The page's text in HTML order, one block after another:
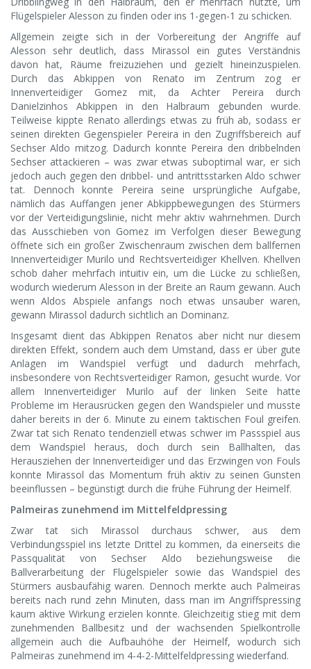
Flügelspieler Alesson zu finden oder ins 1-gegen-1 zu schicken.
Allgemein zeigte sich in der Vorbereitung der Angriffe auf
Alesson sehr deutlich, dass Mirassol ein gutes Verständnis
davon hat, Räume freizuziehen und gezielt hineinzuspielen.
Durch das Abkippen von Renato im Zentrum zog er
Innenverteidiger Gomez mit, da Achter Pereira durch
Danielzinhos Abkippen in den Halbraum gebunden wurde.
Teilweise kippte Renato allerdings etwas zu früh ab, sodass er
seinen direkten Gegenspieler Pereira in den Zugriffsbereich auf
Sechser Aldo mitzog. Dadurch konnte Pereira den dribbelnden
Sechser attackieren – was zwar etwas suboptimal war, er sich
jedoch auch gegen den dribbel- und antrittsstarken Aldo schwer
tat. Dennoch konnte Pereira seine ursprüngliche Aufgabe,
nämlich das Auffangen jener Abkippbewegungen des Stürmers
vor der Verteidigungslinie, nicht mehr aktiv wahrnehmen. Durch
das Ausschieben von Gomez im Verfolgen dieser Bewegung
öffnete sich ein großer Zwischenraum zwischen dem ballfernen
Innenverteidiger Murilo und Rechtsverteidiger Khellven. Khellven
schob daher mehrfach intuitiv ein, um die Lücke zu schließen,
wodurch wiederum Alesson in der Breite an Raum gewann. Auch
wenn Aldos Abspiele anfangs noch etwas unsauber waren,
gewann Mirassol dadurch sichtlich an Dominanz.
Insgesamt dient das Abkippen Renatos aber nicht nur diesem
direkten Effekt, sondern auch dem Umstand, dass er über gute
Anlagen im Wandspiel verfügt und dadurch mehrfach,
insbesondere von Rechtsverteidiger Ramon, gesucht wurde. Vor
allem Innenverteidiger Murilo auf der linken Seite hatte
Probleme im Herausrücken gegen den Wandspieler und musste
daher bereits in der 6. Minute zu einem taktischen Foul greifen.
Zwar tat sich Renato tendenziell etwas schwer im Passspiel aus
dem Wandspiel heraus, doch durch sein Ballhalten, das
Herausziehen der Innenverteidiger und das Erzwingen von Fouls
konnte Mirassol das Momentum früh aktiv zu seinen Gunsten
beeinflussen – begünstigt durch die frühe Führung der Heimelf.
Palmeiras zunehmend im Mittelfeldpressing
Zwar tat sich Mirassol durchaus schwer, aus dem
Verbindungsspiel ins letzte Drittel zu kommen, da einerseits die
Passqualität von Sechser Aldo beziehungsweise die
Ballverarbeitung der Flügelspieler sowie das Wandspiel des
Stürmers ausbaufähig waren. Dennoch merkte auch Palmeiras
bereits nach rund zehn Minuten, dass man im Angriffspressing
kaum aktive Wirkung erzielen konnte. Gleichzeitig stieg mit dem
zunehmenden Ballbesitz und der wachsenden Spielkontrolle
allgemein auch die Aufbauhöhe der Heimelf, wodurch sich
Palmeiras zunehmend im 4-4-2-Mittelfeldpressing wiederfand.